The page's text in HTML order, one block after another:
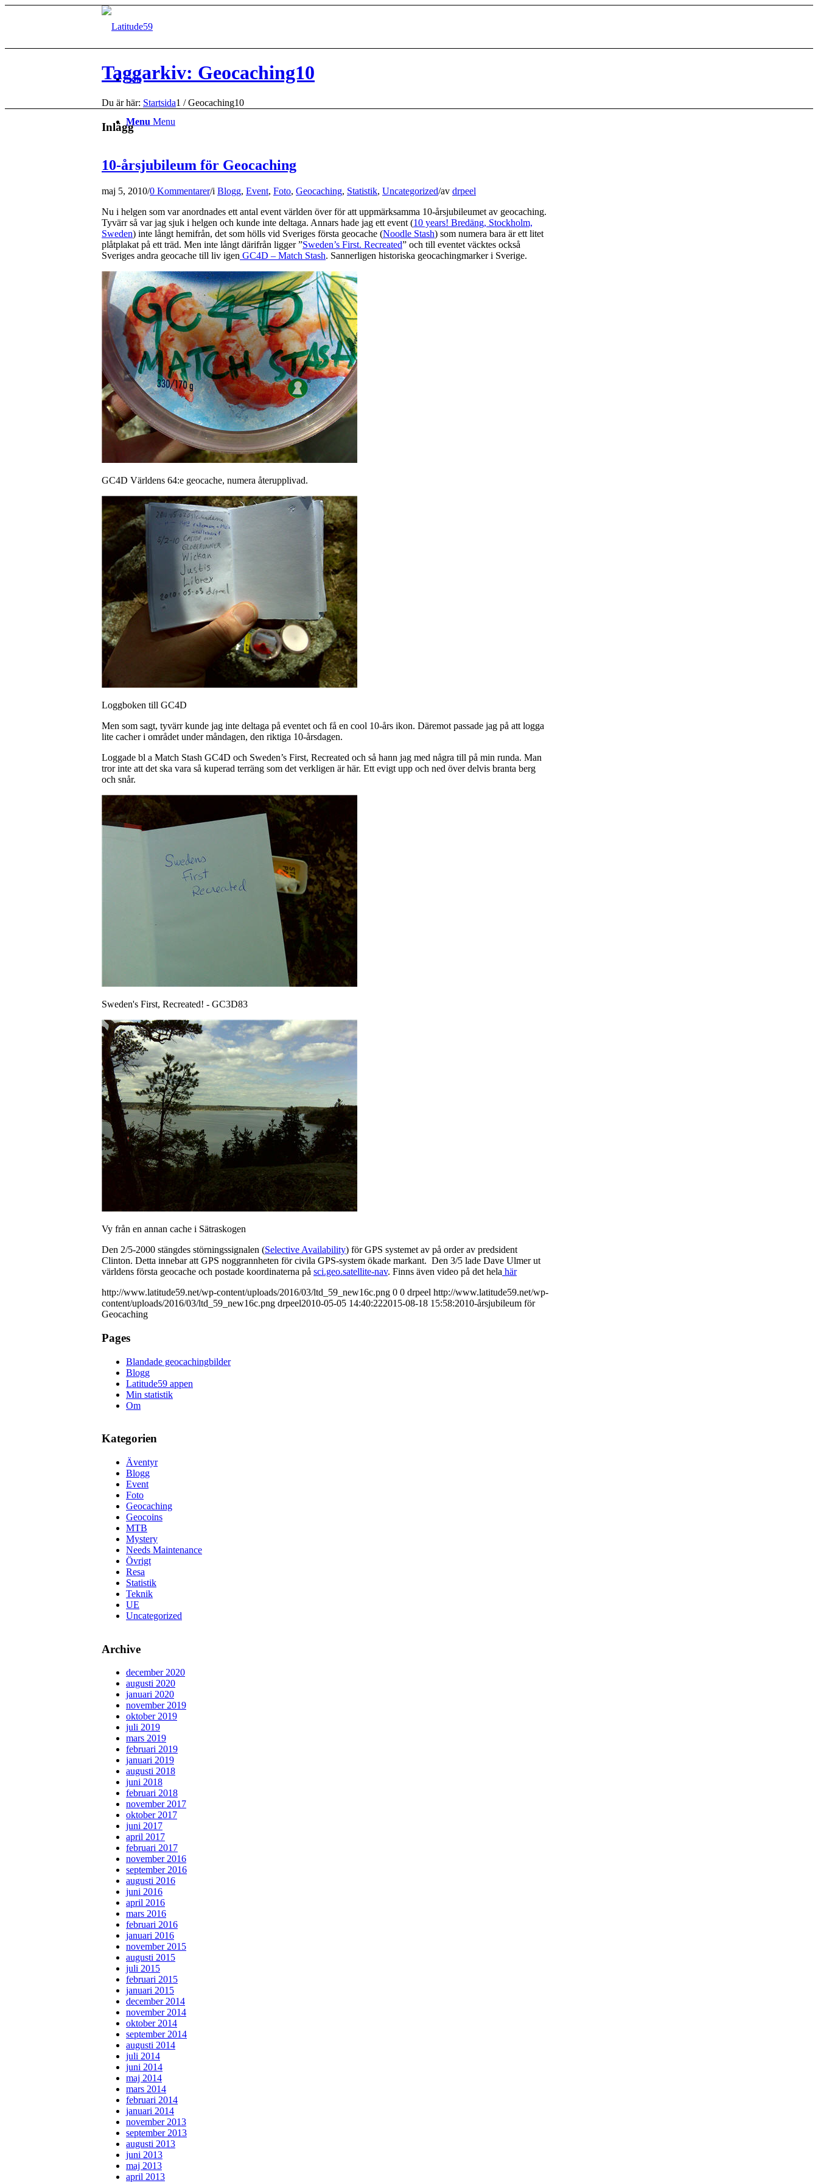
Sök
Menu Menu
Taggarkiv: Geocaching10
Du är här: Startsida1 / Geocaching10
Inlägg
10-årsjubileum för Geocaching
maj 5, 2010/0 Kommentarer/i Blogg, Event, Foto, Geocaching, Statistik, Uncategorized/av drpeel
Nu i helgen som var anordnades ett antal event världen över för att uppmärksamma 10-årsjubileumet av geocaching.
Tyvärr så var jag sjuk i helgen och kunde inte deltaga. Annars hade jag ett event (10 years! Bredäng, Stockholm,
Sweden) inte långt hemifrån, det som hölls vid Sveriges första geocache (Noodle Stash) som numera bara är ett litet
plåtplakat på ett träd. Men inte långt därifrån ligger ”Sweden’s First. Recreated” och till eventet väcktes också
Sveriges andra geocache till liv igen GC4D – Match Stash. Sannerligen historiska geocachingmarker i Sverige.
GC4D Världens 64:e geocache, numera återupplivad.
Loggboken till GC4D
Men som sagt, tyvärr kunde jag inte deltaga på eventet och få en cool 10-års ikon. Däremot passade jag på att logga
lite cacher i området under måndagen, den riktiga 10-årsdagen.
Loggade bl a Match Stash GC4D och Sweden’s First, Recreated och så hann jag med några till på min runda. Man
tror inte att det ska vara så kuperad terräng som det verkligen är här. Ett evigt upp och ned över delvis branta berg
och snår.
Sweden's First, Recreated! - GC3D83
Vy från en annan cache i Sätraskogen
Den 2/5-2000 stängdes störningssignalen (Selective Availability) för GPS systemet av på order av predsident
Clinton. Detta innebar att GPS noggrannheten för civila GPS-system ökade markant. Den 3/5 lade Dave Ulmer ut
världens första geocache och postade koordinaterna på sci.geo.satellite-nav. Finns även video på det hela här
http://www.latitude59.net/wp-content/uploads/2016/03/ltd_59_new16c.png 0 0 drpeel http://www.latitude59.net/wp-
content/uploads/2016/03/ltd_59_new16c.png drpeel2010-05-05 14:40:222015-08-18 15:58:2010-årsjubileum för
Geocaching
Pages
Blandade geocachingbilder
Blogg
Latitude59 appen
Min statistik
Om
Kategorien
Äventyr
Blogg
Event
Foto
Geocaching
Geocoins
MTB
Mystery
Needs Maintenance
Övrigt
Resa
Statistik
Teknik
UE
Uncategorized
Archive
december 2020
augusti 2020
januari 2020
november 2019
oktober 2019
juli 2019
mars 2019
februari 2019
januari 2019
augusti 2018
juni 2018
februari 2018
november 2017
oktober 2017
juni 2017
april 2017
februari 2017
november 2016
september 2016
augusti 2016
juni 2016
april 2016
mars 2016
februari 2016
januari 2016
november 2015
augusti 2015
juli 2015
februari 2015
januari 2015
december 2014
november 2014
oktober 2014
september 2014
augusti 2014
juli 2014
juni 2014
maj 2014
mars 2014
februari 2014
januari 2014
november 2013
september 2013
augusti 2013
juni 2013
maj 2013
april 2013